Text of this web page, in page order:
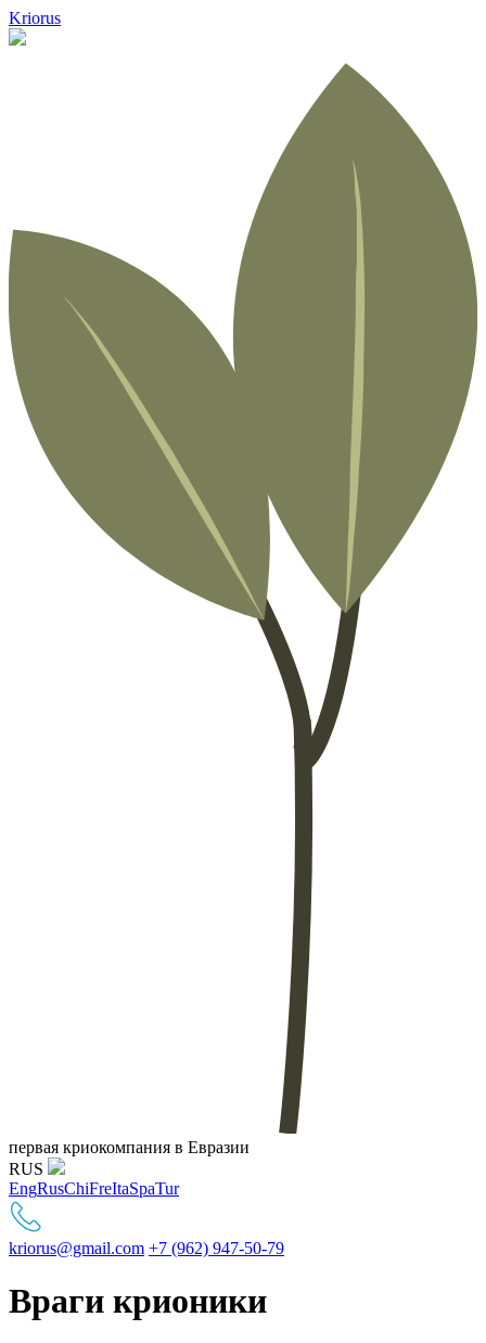
Kriorus
первая криокомпания в Евразии
RUS
EngRusChiFreItaSpaTur
kriorus@gmail.com +7 (962) 947-50-79
Враги крионики